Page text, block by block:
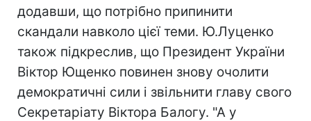
додавши, що потрібно припинити
скандали навколо цієї теми. Ю.Луценко
також підкреслив, що Президент України
Віктор Ющенко повинен знову очолити
демократичні сили і звільнити главу свого
Секретаріату Віктора Балогу. "А у